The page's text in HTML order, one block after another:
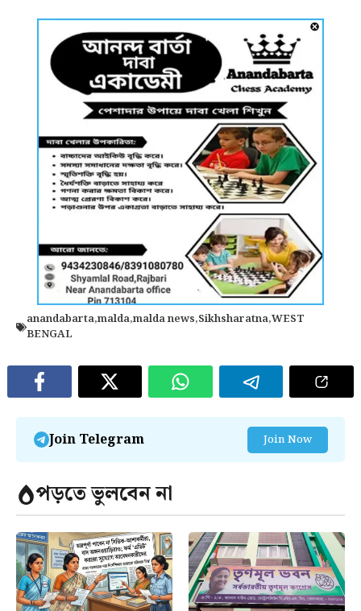
anandabarta,malda,malda news,Sikhsharatna,WEST
BENGAL
Join Telegram Join Now
পড়তে ভুলবেন না